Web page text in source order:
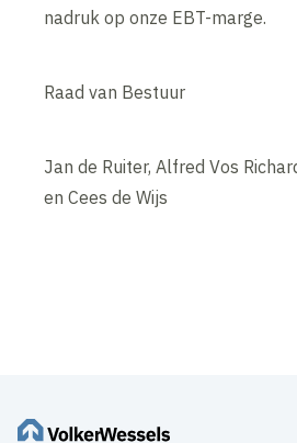
nadruk op onze EBT-marge.
Raad van Bestuur
Jan de Ruiter, Alfred Vos
en Cees de Wijs